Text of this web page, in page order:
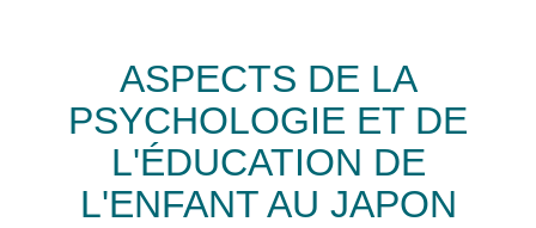
ASPECTS DE LA
PSYCHOLOGIE ET DE
L'ÉDUCATION DE
L'ENFANT AU JAPON